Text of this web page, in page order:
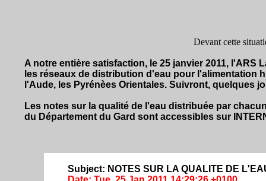
Devant cette
A notre entière satisfaction, le 25 janvier 2011,
les réseaux de distribution d'eau pour l'alimentation
l'Aude, les Pyrénèes Orientales. Suivront, quelques
Les notes sur la qualité de l'eau distribuée par
du Département du Gard sont accessibles sur
Subject: NOTES SUR LA QUALITE DE